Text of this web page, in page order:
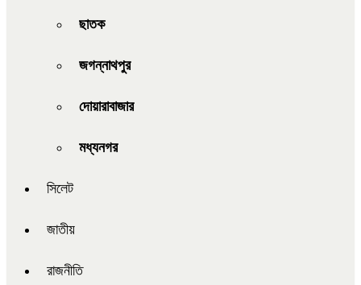
ছাতক
জগন্নাথপুর
দোয়ারাবাজার
মধ্যনগর
সিলেট
জাতীয়
রাজনীতি